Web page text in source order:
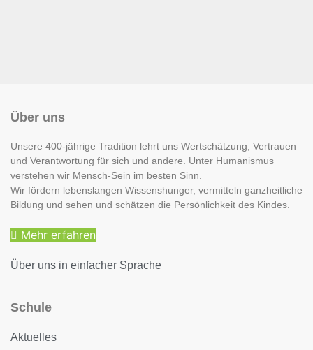
Über uns
Unsere 400-jährige Tradition lehrt uns Wertschätzung, Vertrauen
und Verantwortung für sich und andere. Unter Humanismus
verstehen wir Mensch-Sein im besten Sinn.
Wir fördern lebenslangen Wissenshunger, vermitteln ganzheitliche
Bildung und sehen und schätzen die Persönlichkeit des Kindes.
Mehr erfahren
Über uns in einfacher Sprache
Schule
Aktuelles